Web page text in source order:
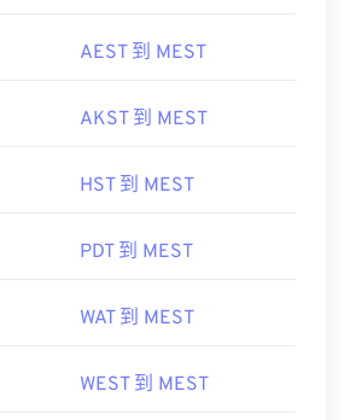
AEST 到 MEST
AKST 到 MEST
HST 到 MEST
PDT 到 MEST
WAT 到 MEST
WEST 到 MEST